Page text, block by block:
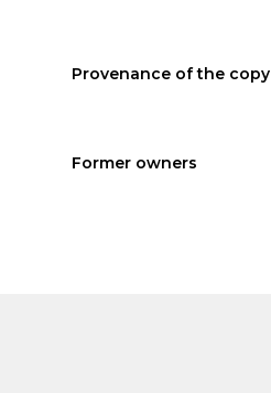
Provenance of the copy
Former owners